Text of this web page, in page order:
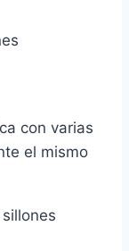
con varias
el mismo